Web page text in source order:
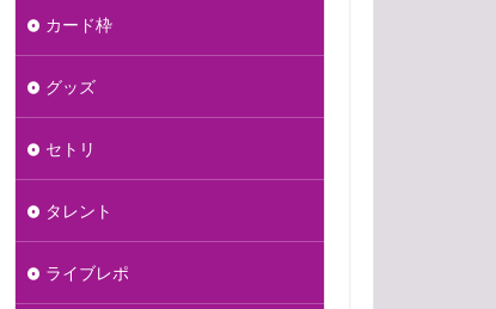
カード枠
グッズ
セトリ
タレント
ライブレポ